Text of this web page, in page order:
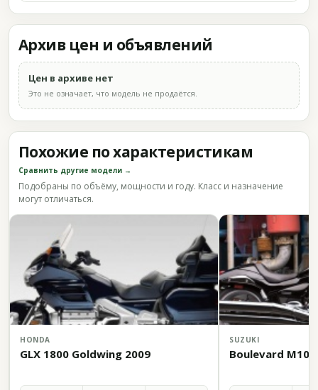
Архив цен и объявлений
Цен в архиве нет
Это не означает, что модель не продаётся.
Похожие по характеристикам
Сравнить другие модели →
Подобраны по объёму, мощности и году. Класс и назначение
могут отличаться.
HONDA
GLX 1800 Goldwing 2009
SUZUKI
Boulevard